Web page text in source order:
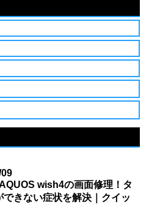
AQUOS wish4の画面修理！タ
できない症状を解決｜クイッ